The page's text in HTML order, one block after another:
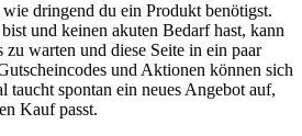
dringend du ein Produkt benötigst.
und keinen akuten Bedarf hast, kann
zu warten und diese Seite in ein paar
und Aktionen können sich
taucht spontan ein neues Angebot auf,
Kauf passt.